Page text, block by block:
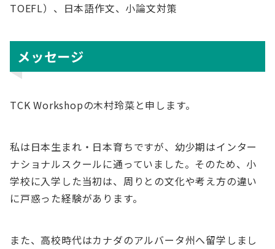
TOEFL）、日本語作文、小論文対策
メッセージ
TCK Workshopの木村玲菜と申します。
私は日本生まれ・日本育ちですが、幼少期はインター
ナショナルスクールに通っていました。そのため、小
学校に入学した当初は、周りとの文化や考え方の違い
に戸惑った経験があります。
また、高校時代はカナダのアルバータ州へ留学しまし